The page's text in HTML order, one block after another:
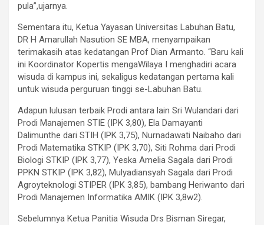
pula”,ujarnya.
Sementara itu, Ketua Yayasan Universitas Labuhan Batu,
DR H Amarullah Nasution SE MBA, menyampaikan
terimakasih atas kedatangan Prof Dian Armanto. “Baru kali
ini Koordinator Kopertis mengaWilaya I menghadiri acara
wisuda di kampus ini, sekaligus kedatangan pertama kali
untuk wisuda perguruan tinggi se-Labuhan Batu.
Adapun lulusan terbaik Prodi antara lain Sri Wulandari dari
Prodi Manajemen STIE (IPK 3,80), Ela Damayanti
Dalimunthe dari STIH (IPK 3,75), Nurnadawati Naibaho dari
Prodi Matematika STKIP (IPK 3,70), Siti Rohma dari Prodi
Biologi STKIP (IPK 3,77), Yeska Amelia Sagala dari Prodi
PPKN STKIP (IPK 3,82), Mulyadiansyah Sagala dari Prodi
Agroyteknologi STIPER (IPK 3,85), bambang Heriwanto dari
Prodi Manajemen Informatika AMIK (IPK 3,8w2).
Sebelumnya Ketua Panitia Wisuda Drs Bisman Siregar,